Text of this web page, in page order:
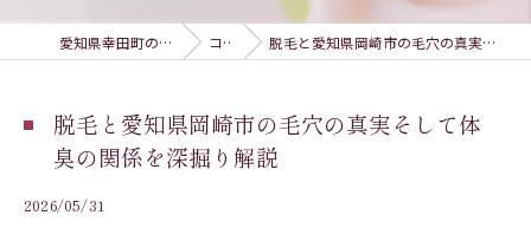
愛知県幸田町の脱毛ならRe:ino コラム 脱毛と愛知県岡崎市の毛穴の真実そして体臭の関係を深掘り解説
脱毛と愛知県岡崎市の毛穴の真実そして体
臭の関係を深掘り解説
2026/05/31